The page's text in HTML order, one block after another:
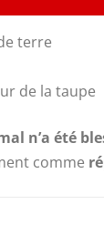
terre
de la taupe
n’a été
comme